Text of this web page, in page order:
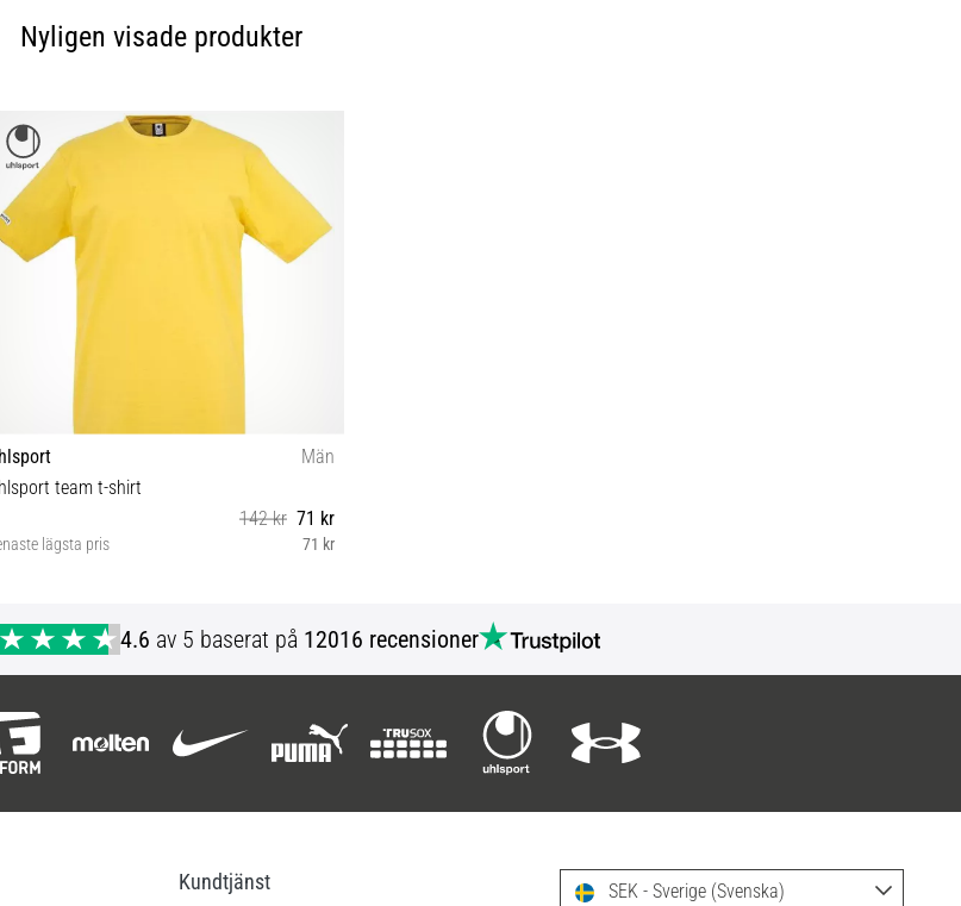
Nyligen visade produkter
Män
team t-shirt
142 kr 71 kr
lägsta pris 71 kr
4.6 av 5 baserat på 12016 recensioner
Kundtjänst SEK - Sverige (Svenska)